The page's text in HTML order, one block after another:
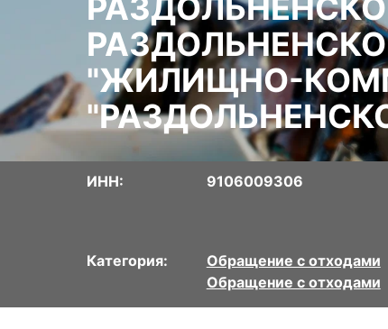
"ЖИЛИЩНО-
ИНН: 9106009306
Категория: Обращение с отходами
Обращение с отходами